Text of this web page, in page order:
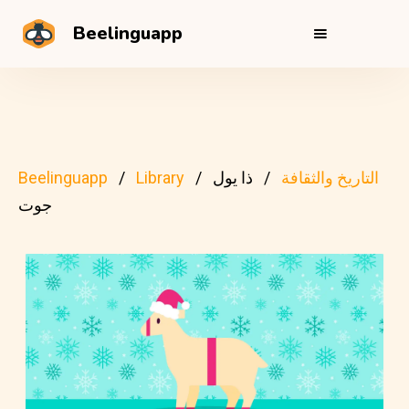
Beelinguapp
Beelinguapp Library التاريخ والثقافة
ذا يول
جوت